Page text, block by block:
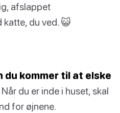
afslappet
katte, du ved. 😺
du kommer til at elske
du er inde i huset, skal
for øjnene.